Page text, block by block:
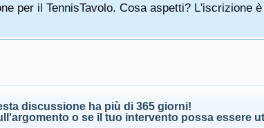
per il TennisTavolo. Cosa aspetti? L'iscrizione
discussione ha più di 365 giorni!
o se il tuo intervento possa essere